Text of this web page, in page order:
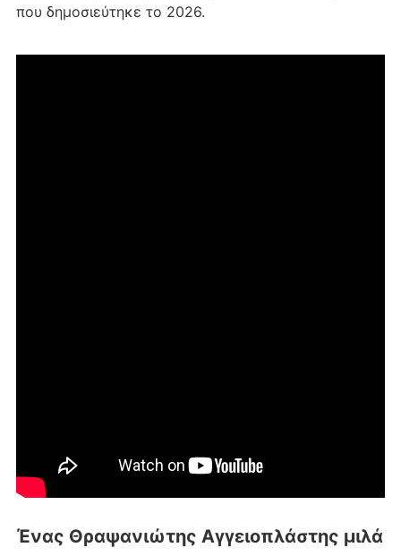
που δημοσιεύτηκε το 2026.
Ένας Θραψανιώτης Αγγειοπλάστης μιλά